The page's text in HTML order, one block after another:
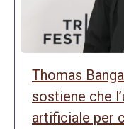
Thomas
sostiene che
artificiale per